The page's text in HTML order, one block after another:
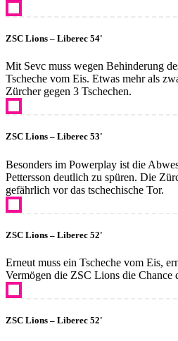
ZSC Lions – Liberec 54'
Mit Sevc muss wegen Behinderung
Tscheche vom Eis. Etwas mehr als
Zürcher gegen 3 Tschechen.
ZSC Lions – Liberec 53'
Besonders im Powerplay ist die
Pettersson deutlich zu spüren. Die
gefährlich vor das tschechische Tor.
ZSC Lions – Liberec 52'
Erneut muss ein Tscheche vom Eis,
Vermögen die ZSC Lions die Chance
ZSC Lions – Liberec 52'